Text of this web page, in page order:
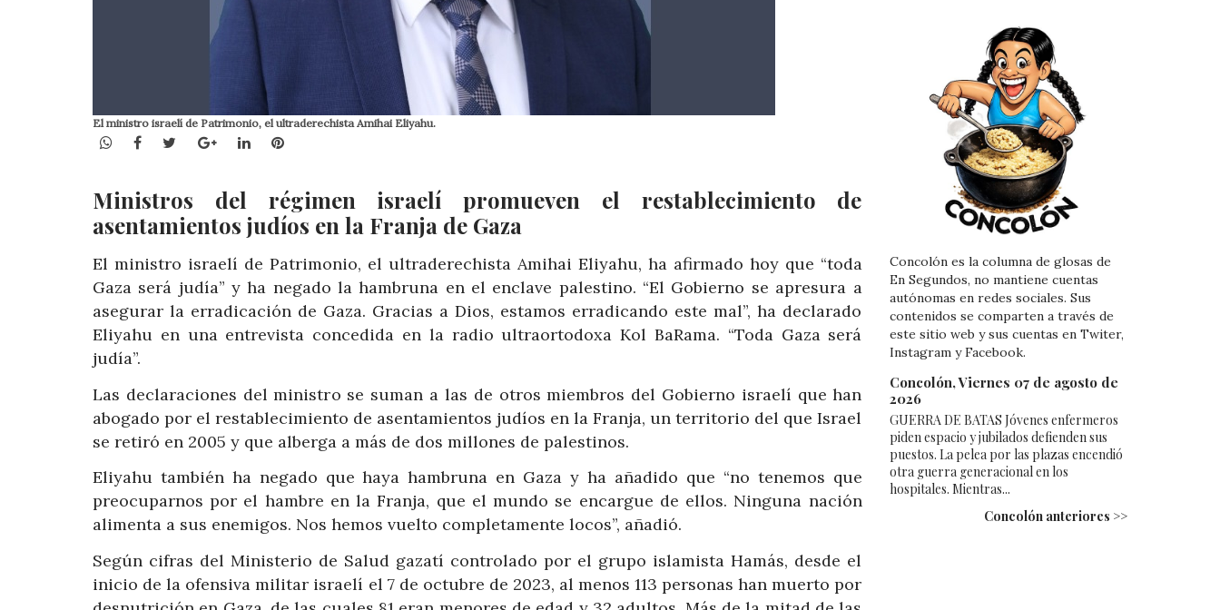
El ministro israelí de Patrimonio, el ultraderechista Amihai Eliyahu.
WhatsApp
Facebook
TwitterGoogle+LinkedInPinterest
Ministros del régimen israelí promueven el restablecimiento de
asentamientos judíos en la Franja de Gaza
El ministro israelí de Patrimonio, el ultraderechista Amihai Eliyahu, ha afirmado hoy que “toda
Gaza será judía” y ha negado la hambruna en el enclave palestino. “El Gobierno se apresura a
asegurar la erradicación de Gaza. Gracias a Dios, estamos erradicando este mal”, ha declarado
Eliyahu en una entrevista concedida en la radio ultraortodoxa Kol BaRama. “Toda Gaza será
judía”.
Las declaraciones del ministro se suman a las de otros miembros del Gobierno israelí que han
abogado por el restablecimiento de asentamientos judíos en la Franja, un territorio del que Israel
se retiró en 2005 y que alberga a más de dos millones de palestinos.
Eliyahu también ha negado que haya hambruna en Gaza y ha añadido que “no tenemos que
preocuparnos por el hambre en la Franja, que el mundo se encargue de ellos. Ninguna nación
alimenta a sus enemigos. Nos hemos vuelto completamente locos”, añadió.
Según cifras del Ministerio de Salud gazatí controlado por el grupo islamista Hamás, desde el
inicio de la ofensiva militar israelí el 7 de octubre de 2023, al menos 113 personas han muerto por
Concolón es la columna de glosas de
En Segundos, no mantiene cuentas
autónomas en redes sociales. Sus
contenidos se comparten a través de
este sitio web y sus cuentas en Twiter,
Instagram y Facebook.
Concolón, Viernes 07 de agosto de
2026
GUERRA DE BATAS Jóvenes enfermeros
piden espacio y jubilados defienden sus
puestos. La pelea por las plazas encendió
otra guerra generacional en los
hospitales. Mientras...
Concolón anteriores >>